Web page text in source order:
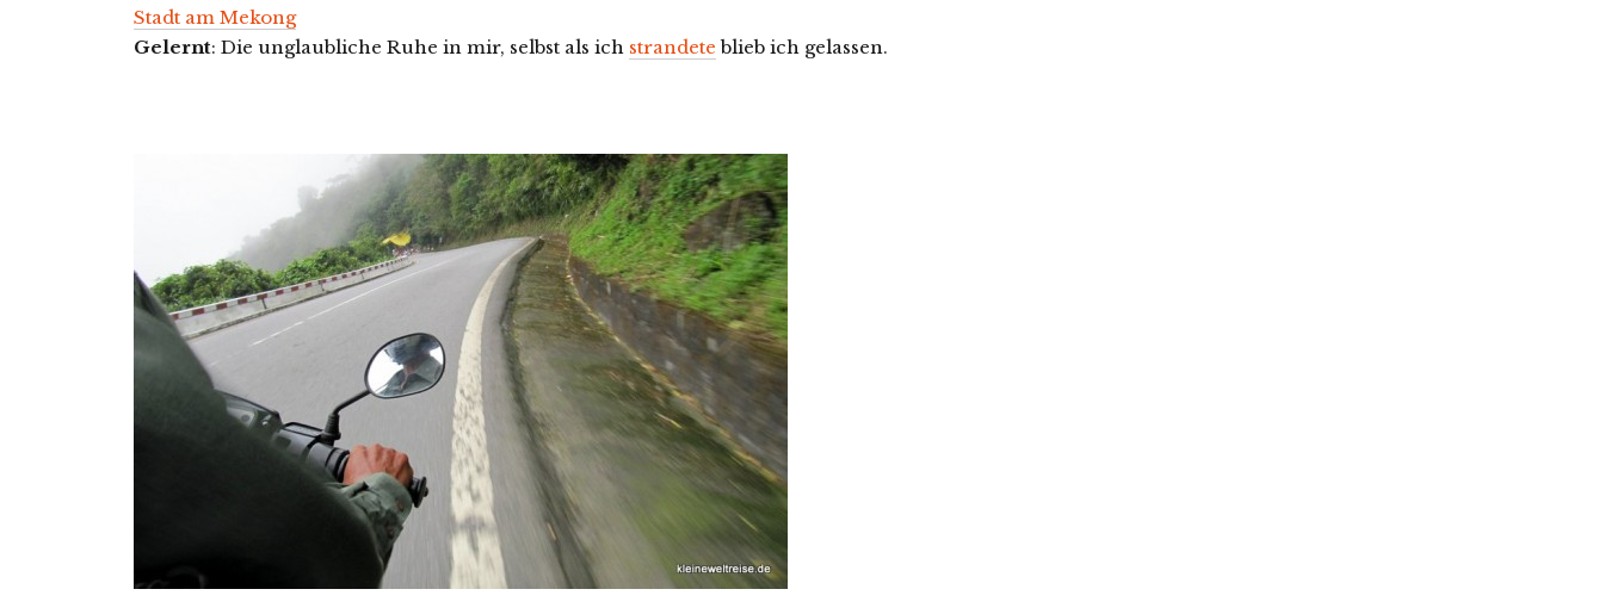
Stadt am Mekong
Gelernt: Die unglaubliche Ruhe in mir, selbst als ich strandete blieb ich gelassen.